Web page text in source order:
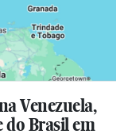
Venezuela,
do Brasil em